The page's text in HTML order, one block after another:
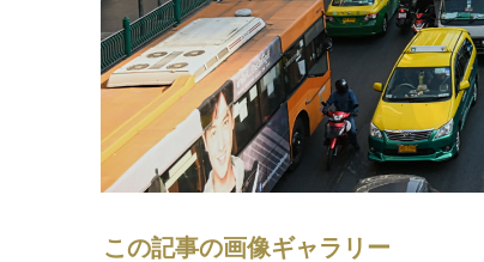
この記事の画像ギャラリー